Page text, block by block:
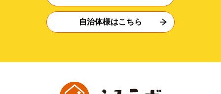
自治体様はこちら